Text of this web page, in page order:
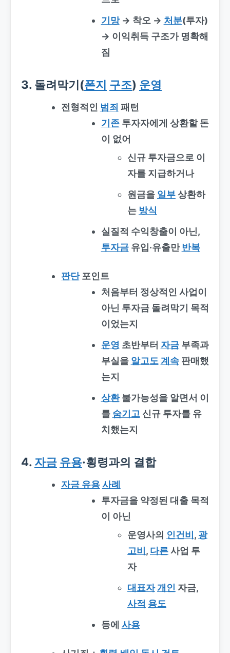
기망→ 착오 → 처분(투자)
→ 이익취득 구조가 명확해
짐
3. 돌려막기(폰지 구조) 운영
전형적인 범죄 패턴
기존투자자에게 상환할 돈
이 없어
신규 투자금으로 이
자를 지급하거나
원금을 일부상환하
는 방식
실질적 수익창출이 아닌,
투자금유입·유출만반복
판단포인트
처음부터 정상적인 사업이
아닌 투자금 돌려막기 목적
이었는지
운영 초반부터 자금부족과
부실을 알고도 계속판매했
는지
상환불가능성을 알면서 이
를 숨기고 신규 투자를 유
치했는지
4. 자금 유용·횡령과의 결합
자금 유용 사례
투자금을 약정된 대출 목적
이 아닌
운영사의 인건비 , 광
고비 , 다른사업 투
자
대표자개인 자금,
사적 용도
등에 사용